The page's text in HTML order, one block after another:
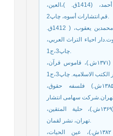
فراهيدي، خليل بن أحمد، (1414ق. )،العين،
قم.انتشارات أسوه، چاپ2.
فيروز آبادي، مجدالدين محمدبن يعقوب، ( 1412ق.
احياء التراث العربي،
چاپ3،ج1.
قرشی بنابی، علی‌اکبر، (١٣٧١ش.)، قاموس قرآن،
کاتوزیان، ناصر، ( ۱۳۸۵ش.) فلسفه حقوق،
مجلسی، محمدباقر، (۱۳۶۹ش.)، حلیة المتقین،
تهران، نشر لقمان.
مجلسی، محمدباقر،( ۱۳۸۲ش.)، عین الحیات،